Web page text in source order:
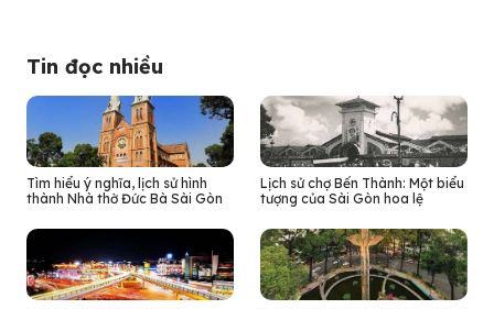
Tin đọc nhiều
Tìm hiểu ý nghĩa, lịch sử hình
thành Nhà thờ Đức Bà Sài Gòn
Lịch sử chợ Bến Thành: Một biểu
tượng của Sài Gòn hoa lệ